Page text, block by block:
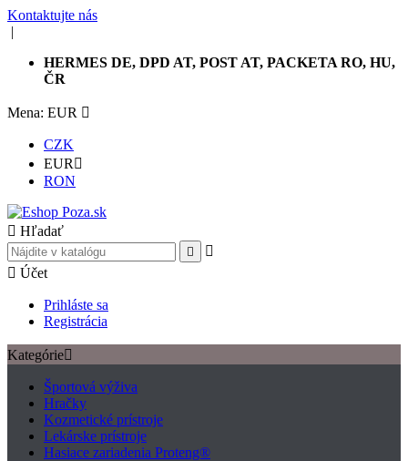
Kontaktujte nás
|
DELIVERY EUROPE, DE, AT, RO, HU, ČR+100€ Free
shipping
Mena: EUR 
CZK
EUR 
RON
 Hľadať


 Účet
Prihláste sa
Registrácia
Kategórie
Športová výživa
Hračky
Kozmetické prístroje
Lekárske prístroje
Hasiace zariadenia Proteng®